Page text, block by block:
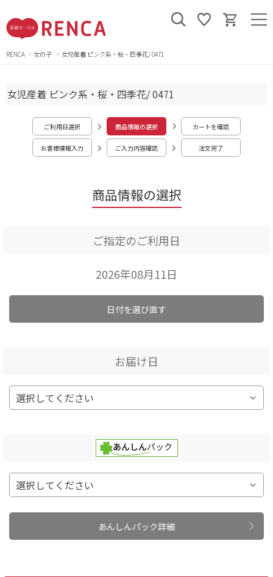
RENCA 女の子 女児産着 ピンク系・桜・四季花/ 0471
商品情報の選択
女児産着 ピンク系・桜・四季花/ 0471
ご利用日選択 商品情報の選択 カートを確認
お客様情報入力 ご入力内容確認 注文完了
ご指定のご利用日
2026年08月11日
日付を選び直す
お届け日
あんしんパック詳細